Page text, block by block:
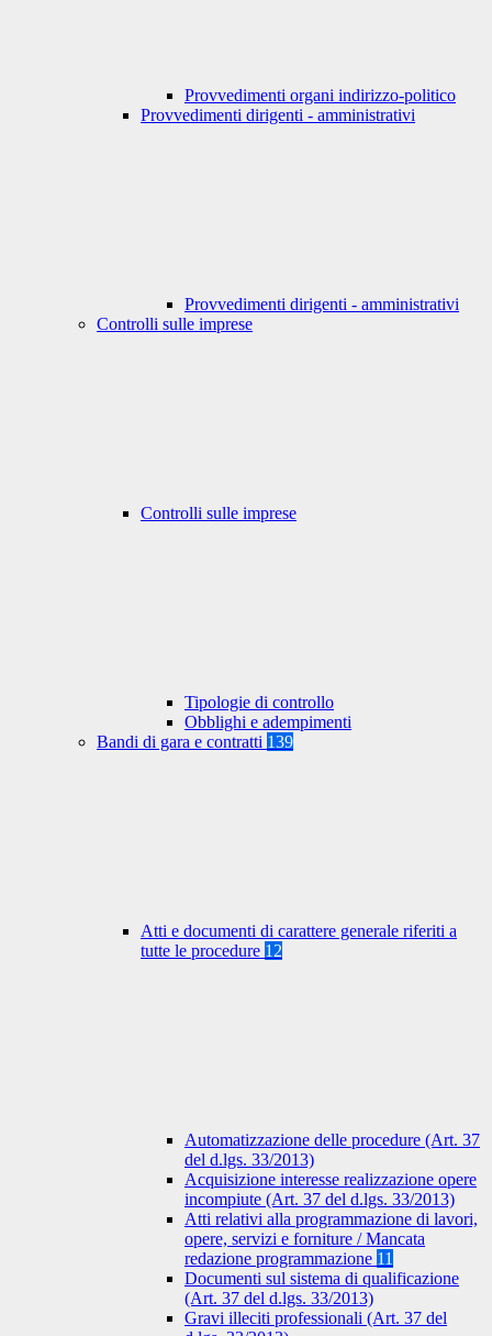
Provvedimenti organi indirizzo-politico
Provvedimenti dirigenti - amministrativi
Provvedimenti dirigenti - amministrativi
Controlli sulle imprese
Controlli sulle imprese
Tipologie di controllo
Obblighi e adempimenti
Bandi di gara e contratti 139
Atti e documenti di carattere generale riferiti a
tutte le procedure 12
Automatizzazione delle procedure (Art. 37
del d.lgs. 33/2013)
Acquisizione interesse realizzazione opere
incompiute (Art. 37 del d.lgs. 33/2013)
Atti relativi alla programmazione di lavori,
opere, servizi e forniture / Mancata
redazione programmazione 11
Documenti sul sistema di qualificazione
(Art. 37 del d.lgs. 33/2013)
Gravi illeciti professionali (Art. 37 del